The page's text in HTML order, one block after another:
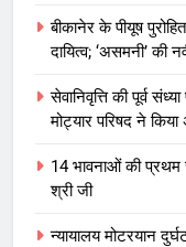
बीकानेर के पीयूष
दायित्व; ‘असमनी’ की
सेवानिवृत्ति की पूर्व
मोट्यार परिषद ने
14 भावनाओं की प्रथम
श्री जी
न्यायालय मोटरयान